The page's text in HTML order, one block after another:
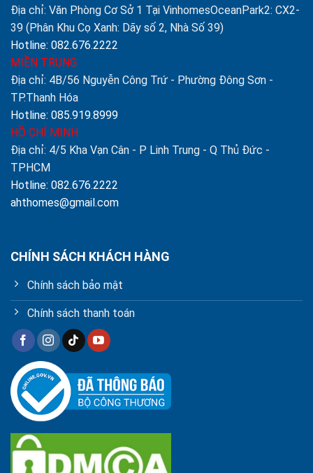
Địa chỉ: Văn Phòng Cơ Sở 1 Tại VinhomesOceanPark2: CX2-
39 (Phân Khu Cọ Xanh: Dãy số 2, Nhà Số 39)
Hotline: 082.676.2222
MIỀN TRUNG
Địa chỉ: 4B/56 Nguyễn Công Trứ - Phường Đông Sơn -
TP.Thanh Hóa
Hotline: 085.919.8999
HỒ CHÍ MINH
Địa chỉ: 4/5 Kha Vạn Cân - P Linh Trung - Q Thủ Đức -
TPHCM
Hotline: 082.676.2222
ahthomes@gmail.com
CHÍNH SÁCH KHÁCH HÀNG
Chính sách bảo mật
Chính sách thanh toán